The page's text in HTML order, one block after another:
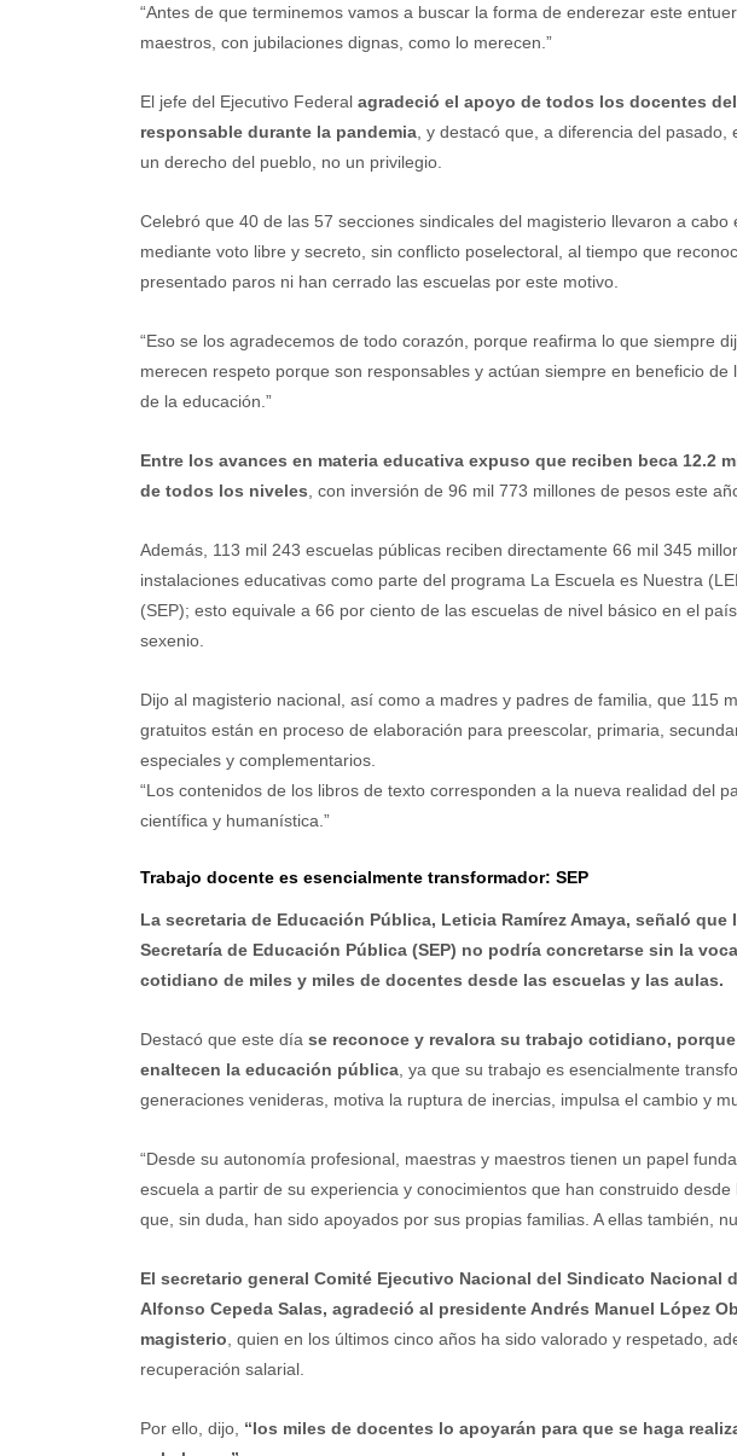
“Antes de que terminemos vamos a buscar la forma de enderezar este
maestros, con jubilaciones dignas, como lo merecen.”
El jefe del Ejecutivo Federal agradeció el apoyo de todos los docentes
responsable durante la pandemia , y destacó que, a diferencia del
un derecho del pueblo, no un privilegio.
Celebró que 40 de las 57 secciones sindicales del magisterio llevaron a
mediante voto libre y secreto, sin conflicto poselectoral, al tiempo que
presentado paros ni han cerrado las escuelas por este motivo.
“Eso se los agradecemos de todo corazón, porque reafirma lo que siempre
merecen respeto porque son responsables y actúan siempre en beneficio
de la educación.”
Entre los avances en materia educativa expuso que reciben beca 12.2
de todos los niveles , con inversión de 96 mil 773 millones de pesos este
Además, 113 mil 243 escuelas públicas reciben directamente 66 mil 345
instalaciones educativas como parte del programa La Escuela es Nuestra
(SEP); esto equivale a 66 por ciento de las escuelas de nivel básico en el
sexenio.
Dijo al magisterio nacional, así como a madres y padres de familia, que 115
gratuitos están en proceso de elaboración para preescolar, primaria,
especiales y complementarios.
“Los contenidos de los libros de texto corresponden a la nueva realidad del
científica y humanística.”
Trabajo docente es esencialmente transformador: SEP
La secretaria de Educación Pública, Leticia Ramírez Amaya, señaló
Secretaría de Educación Pública (SEP) no podría concretarse sin la
cotidiano de miles y miles de docentes desde las escuelas y las aulas.
Destacó que este día se reconoce y revalora su trabajo cotidiano,
enaltecen la educación pública , ya que su trabajo es esencialmente
generaciones venideras, motiva la ruptura de inercias, impulsa el cambio y
“Desde su autonomía profesional, maestras y maestros tienen un papel
escuela a partir de su experiencia y conocimientos que han construido
que, sin duda, han sido apoyados por sus propias familias. A ellas también,
El secretario general Comité Ejecutivo Nacional del Sindicato Nacional
Alfonso Cepeda Salas, agradeció al presidente Andrés Manuel López
magisterio , quien en los últimos cinco años ha sido valorado y respetado,
recuperación salarial.
Por ello, dijo, “los miles de docentes lo apoyarán para que se haga